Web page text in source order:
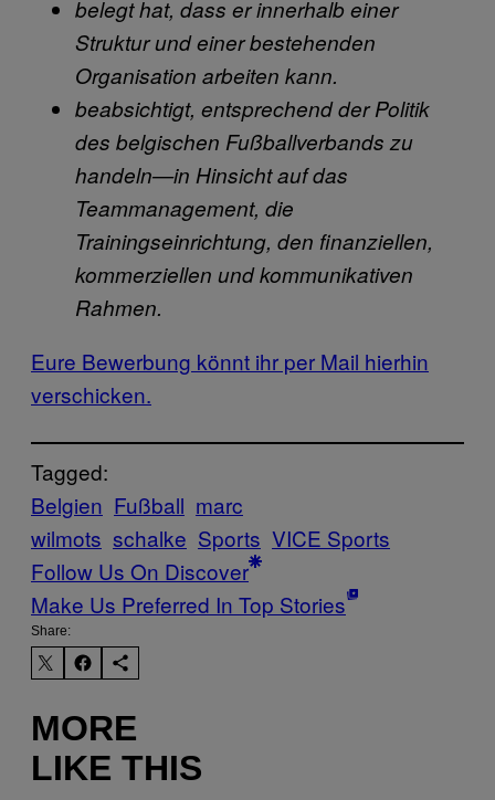
belegt hat, dass er innerhalb einer
Struktur und einer bestehenden
Organisation arbeiten kann.
beabsichtigt, entsprechend der Politik
des belgischen Fußballverbands zu
handeln—in Hinsicht auf das
Teammanagement, die
Trainingseinrichtung, den finanziellen,
kommerziellen und kommunikativen
Rahmen.
Eure Bewerbung könnt ihr per Mail hierhin
verschicken.
Tagged:
Belgien Fußball marc
wilmots schalke Sports VICE Sports
Follow Us On Discover
Make Us Preferred In Top Stories
Share:
MORE
LIKE THIS